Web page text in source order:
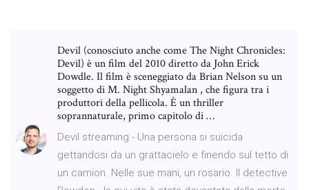
Devil (conosciuto anche come The Night Chronicles:
Devil) è un film del 2010 diretto da John Erick
Dowdle. Il film è sceneggiato da Brian Nelson su un
soggetto di M. Night Shyamalan , che figura tra i
produttori della pellicola. È un thriller
soprannaturale, primo capitolo di …
Devil streaming - Una persona si suicida
gettandosi da un grattacielo e finendo sul tetto di
un camion. Nelle sue mani, un rosario. Il detective